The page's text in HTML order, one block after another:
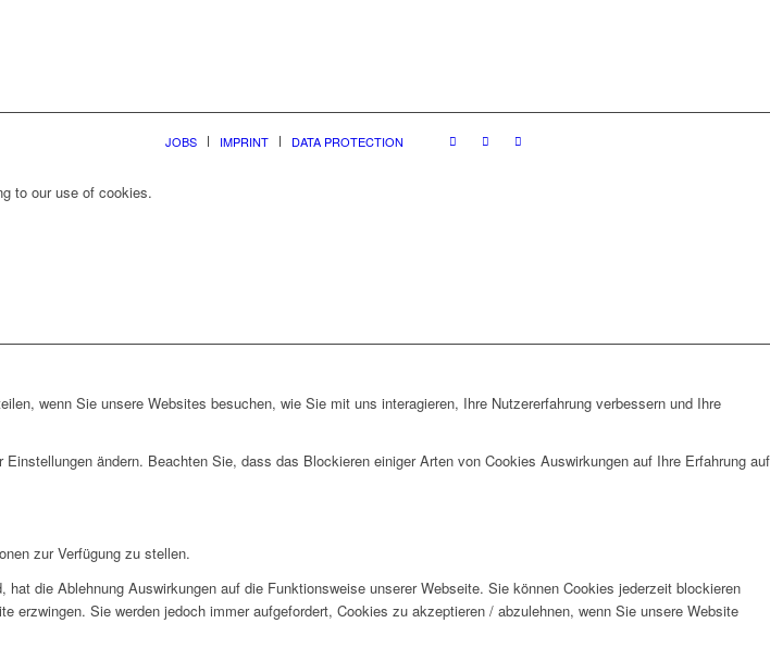
JOBS IMPRINT DATA PROTECTION
to our use of cookies.
wenn Sie unsere Websites besuchen, wie Sie mit uns interagieren, Ihre Nutzererfahrung verbessern und Ihre
ändern. Beachten Sie, dass das Blockieren einiger Arten von Cookies Auswirkungen auf Ihre Erfahrung auf
zur Verfügung zu stellen.
die Ablehnung Auswirkungen auf die Funktionsweise unserer Webseite. Sie können Cookies jederzeit blockieren
Sie werden jedoch immer aufgefordert, Cookies zu akzeptieren / abzulehnen, wenn Sie unsere Website